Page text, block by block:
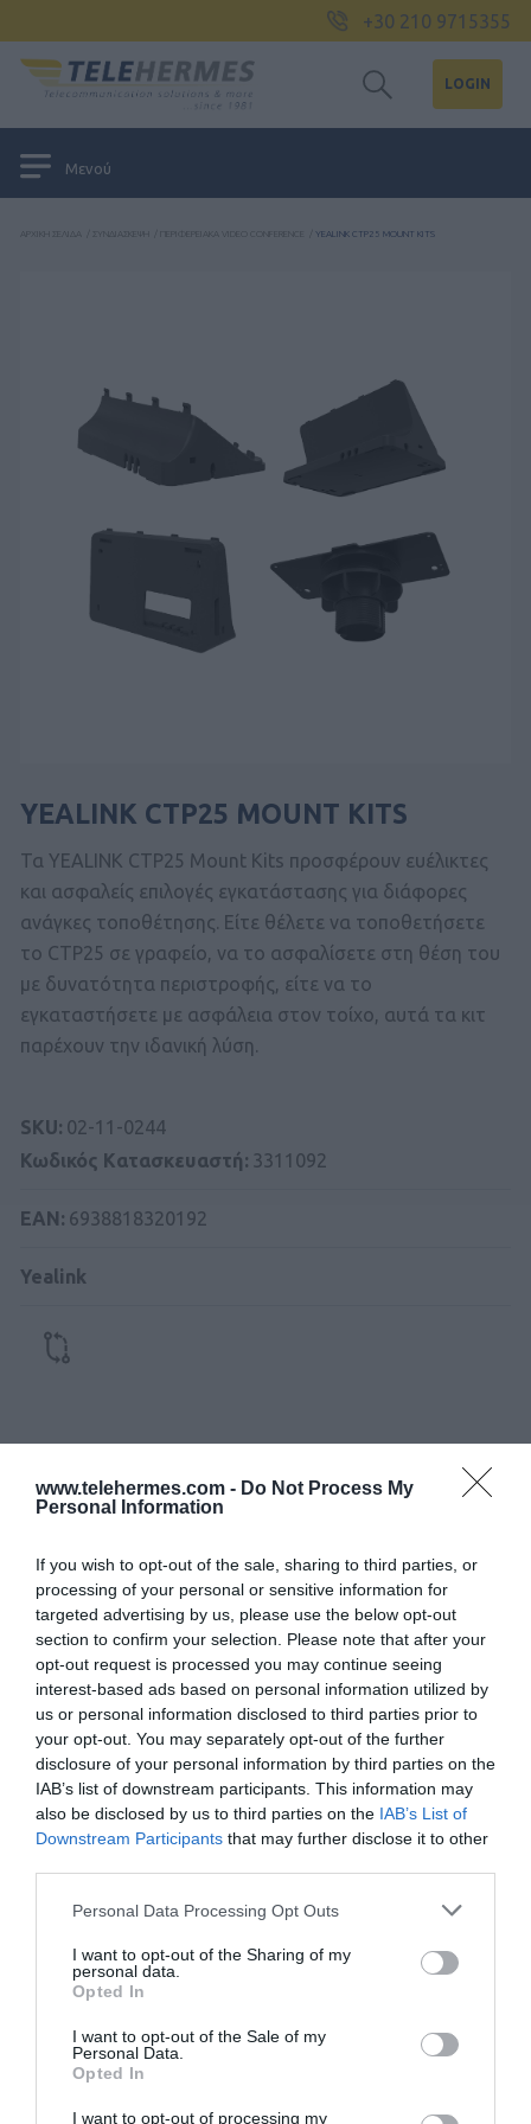
www.telehermes.com - Do Not Process My
Personal Information
If you wish to opt-out of the sale, sharing to third parties, or
processing of your personal or sensitive information for
targeted advertising by us, please use the below opt-out
section to confirm your selection. Please note that after your
opt-out request is processed you may continue seeing
interest-based ads based on personal information utilized by
us or personal information disclosed to third parties prior to
your opt-out. You may separately opt-out of the further
disclosure of your personal information by third parties on the
IAB’s list of downstream participants. This information may
also be disclosed by us to third parties on the IAB’s List of
Downstream Participants that may further disclose it to other
Please note that this website/app uses one or more Google
not limited to your visit or usage behaviour. You may click to
grant or deny consent to Google and its third-party tags to
use your data for below specified purposes in below Google
consent section.
Personal Data Processing Opt Outs
I want to opt-out of the Sharing of my
personal data.
Opted In
I want to opt-out of the Sale of my
Personal Data.
Opted In
I want to opt-out of processing my
+30 210 9715355
LOGIN
Μενού
ΑΡΧΙΚΉ ΣΕΛΊΔΑ ΣΥΝΔΙΆΣΚΕΨΗ ΠΕΡΙΦΕΡΕΙΑΚΆ VIDEO CONFERENCE YEALINK CTP25 MOUNT KITS
YEALINK CTP25 MOUNT KITS
Τα YEALINK CTP25 Mount Kits προσφέρουν ευέλικτες
και ασφαλείς επιλογές εγκατάστασης για διάφορες
ανάγκες τοποθέτησης. Είτε θέλετε να τοποθετήσετε
το CTP25 σε γραφείο, να το ασφαλίσετε στη θέση του
με δυνατότητα περιστροφής, είτε να το
εγκαταστήσετε με ασφάλεια στον τοίχο, αυτά τα κιτ
παρέχουν την ιδανική λύση.
SKU: 02-11-0244
Κωδικός Kατασκευαστή: 3311092
ΕΑΝ: 6938818320192
Yealink
Περιγραφή
Με Ενδιαφέρει
Τα Yealink CTP25 Mount Kits αποτελούν το ιδανικό
σετ βάσεων για επαγγελματική εγκατάσταση του
touch console Yealink CTP25 σε σύγχρονες
αίθουσες συσκέψεων. Σχεδιασμένα για ευελιξία και
σταθερότητα, προσφέρουν πολλαπλές επιλογές
τοποθέτησης ώστε να καλύπτουν διαφορετικά
σενάρια deployment — από επιτραπέζια
εγκατάσταση έως επιτοίχια στήριξη.
Το σετ περιλαμβάνει χαμηλή και υψηλή επιτραπέζια
βάση (desk stand), επιτοίχια βάση (wall mount)
καθώς και περιστρεφόμενο table lock για ασφαλή
στερέωση σε τραπέζι συνεδριάσεων. Με